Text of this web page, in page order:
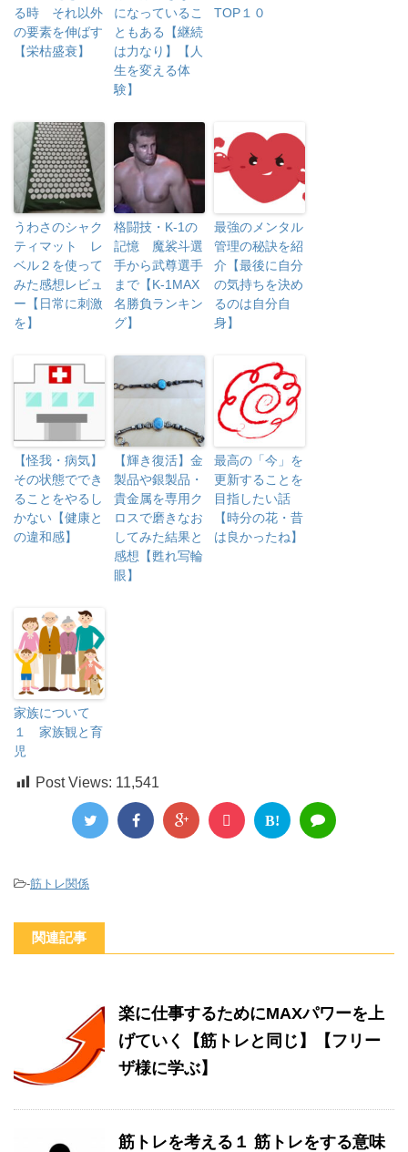
る時 それ以外
の要素を伸ばす
【栄枯盛衰】
になっているこ
ともある【継続
は力なり】【人
生を変える体
験】
TOP１０
うわさのシャク
ティマット レ
ベル２を使って
みた感想レビュ
ー【日常に刺激
を】
格闘技・K-1の
記憶 魔裟斗選
手から武尊選手
まで【K-1MAX
名勝負ランキン
グ】
最強のメンタル
管理の秘訣を紹
介【最後に自分
の気持ちを決め
るのは自分自
身】
【怪我・病気】
その状態ででき
ることをやるし
かない【健康と
の違和感】
【輝き復活】金
製品や銀製品・
貴金属を専用ク
ロスで磨きなお
してみた結果と
感想【甦れ写輪
眼】
最高の「今」を
更新することを
目指したい話
【時分の花・昔
は良かったね】
家族について
１ 家族観と育
児
Post Views: 11,541
B!
-筋トレ関係
関連記事
楽に仕事するためにMAXパワーを上
げていく【筋トレと同じ】【フリー
ザ様に学ぶ】
筋トレを考える１ 筋トレをする意味